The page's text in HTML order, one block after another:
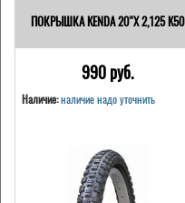
ПОКРЫШКА KENDA 20"Х 2,125 K50
990 pуб.
Наличие:наличие надо уточнить